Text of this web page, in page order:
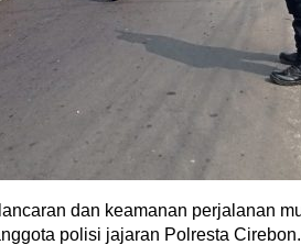
dan keamanan perjalanan
polisi jajaran Polresta Cirebon.